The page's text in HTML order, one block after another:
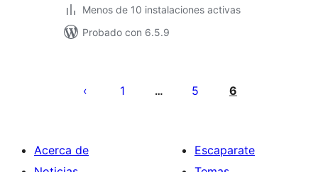
Menos de 10 instalaciones activas
Probado con 6.5.9
1 … 5 6
Acerca de
Escaparate